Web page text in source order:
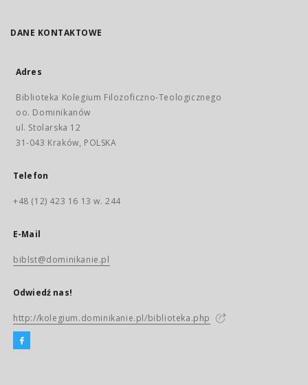
DANE KONTAKTOWE
Adres
Biblioteka Kolegium Filozoficzno-Teologicznego
oo. Dominikanów
ul. Stolarska 12
31-043 Kraków, POLSKA
Telefon
+48 (12) 423 16 13 w. 244
E-Mail
biblst@dominikanie.pl
Odwiedź nas!
http://kolegium.dominikanie.pl/biblioteka.php